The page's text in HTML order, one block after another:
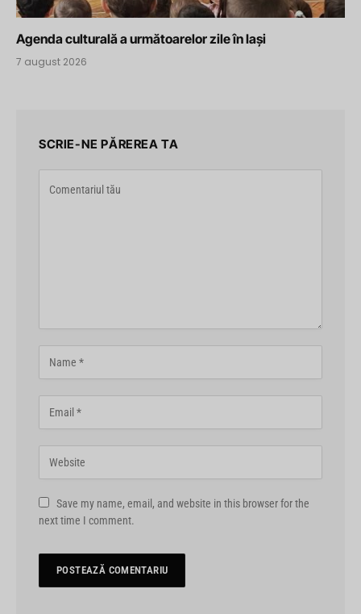
Agenda culturală a următoarelor zile în Iași
7 august 2026
SCRIE-NE PĂREREA TA
Save my name, email, and website in this browser for the
next time I comment.